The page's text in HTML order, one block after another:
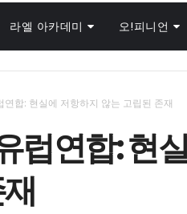
라엘 아카데미 오!피니언
연합: 현실에 저항하지 않는 고립된 존재
럽연합: 현